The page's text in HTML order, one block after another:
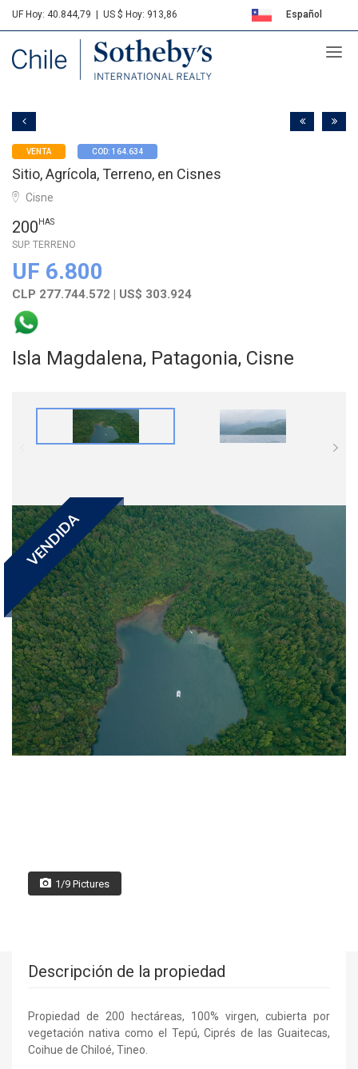
UF Hoy: 40.844,79 US $ Hoy: 913,86 Español
Sotheby's
VENTA COD: 164.634
Sitio, Agrícola, Terreno, en Cisnes
Cisne
200 HAS
SUP. TERRENO
UF 6.800
CLP 277.744.572 | US$ 303.924
Isla Magdalena, Patagonia, Cisne
VENDIDA
1/9 Pictures
Descripción de la propiedad
Propiedad de 200 hectáreas, 100% virgen, cubierta por
vegetación nativa como el Tepú, Ciprés de las Guaitecas,
Coihue de Chiloé, Tineo.